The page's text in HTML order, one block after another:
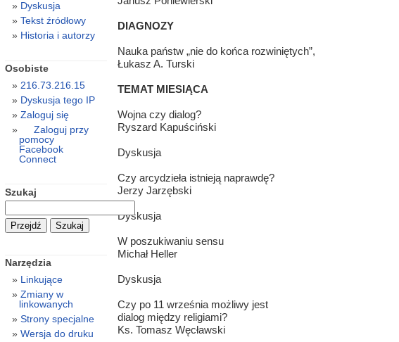
DIAGNOZY
Nauka państw „nie do końca rozwiniętych”,
Łukasz A. Turski
TEMAT MIESIĄCA
Wojna czy dialog?
Ryszard Kapuściński
Dyskusja
Czy arcydzieła istnieją naprawdę?
Jerzy Jarzębski
Dyskusja
W poszukiwaniu sensu
Michał Heller
Dyskusja
Czy po 11 września możliwy jest
dialog między religiami?
Ks. Tomasz Węcławski
Dyskusja
Tekst źródłowy
Historia i autorzy
Osobiste
216.73.216.15
Dyskusja tego IP
Zaloguj się
Zaloguj przy
pomocy
Facebook
Connect
Szukaj
Narzędzia
Linkujące
Zmiany w
linkowanych
Strony specjalne
Wersja do druku